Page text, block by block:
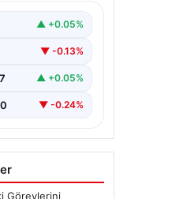
▲ +0.05%
▼ -0.13%
▲ +0.05%
▼ -0.24%
Görevlerini